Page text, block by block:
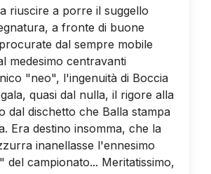
riuscire a porre il suggello
a fronte di buone
dal sempre mobile
medesimo centravanti
"neo", l'ingenuità di Boccia
quasi dal nulla, il rigore alla
dal dischetto che Balla stampa
Era destino insomma, che la
inanellasse l'ennesimo
del campionato... Meritatissimo,